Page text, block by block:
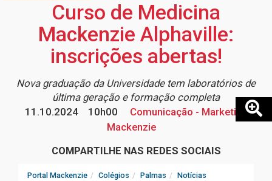
Curso de Medicina
Mackenzie Alphaville:
inscrições abertas!
Nova graduação da Universidade tem laboratórios de
última geração e formação completa
11.10.2024
10h00
Comunicação - Marketing
Mackenzie
COMPARTILHE NAS REDES SOCIAIS
Portal Mackenzie Colégios Palmas
Notícias